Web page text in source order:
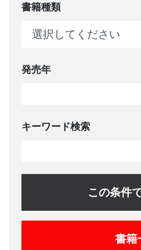
書籍種類
発売年
キーワード検索
この条件
書籍